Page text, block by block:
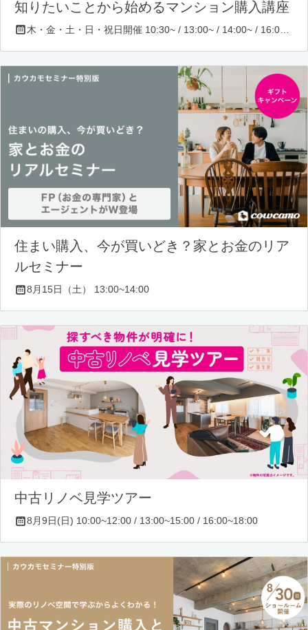
知りたいことから始めるマンション購入講座
住まい購入、今が買いどき？家とお金のリア
ルセミナー
8月15日（土） 13:00~14:00
中古リノベ見学ツアー
8月9日(日) 10:00~12:00 / 13:00~15:00 / 16:00~18:00